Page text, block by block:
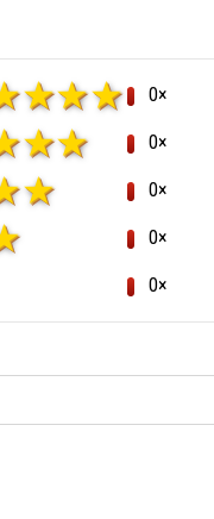
0×
0×
0×
0×
0×